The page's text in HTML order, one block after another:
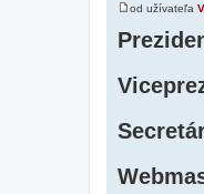
r
í
e
k
od užívateľa